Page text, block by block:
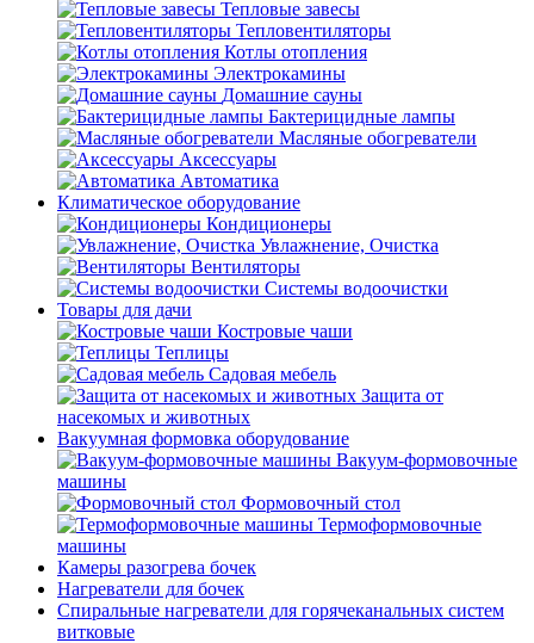
Тепловые завесы
Тепловентиляторы
Котлы отопления
Электрокамины
Домашние сауны
Бактерицидные лампы
Масляные обогреватели
Аксессуары
Автоматика
Климатическое оборудование
Кондиционеры
Увлажнение, Очистка
Вентиляторы
Системы водоочистки
Товары для дачи
Костровые чаши
Теплицы
Садовая мебель
Защита от
насекомых и животных
Вакуумная формовка оборудование
Вакуум-формовочные
машины
Формовочный стол
Термоформовочные
машины
Камеры разогрева бочек
Нагреватели для бочек
Спиральные нагреватели для горячеканальных систем
витковые